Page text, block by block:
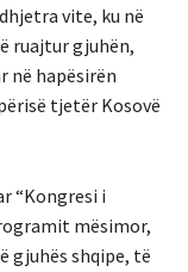
vite, ku në
ruajtur gjuhën,
në hapësirën
tjetër Kosovë
“Kongresi i
mësimor,
gjuhës shqipe, të